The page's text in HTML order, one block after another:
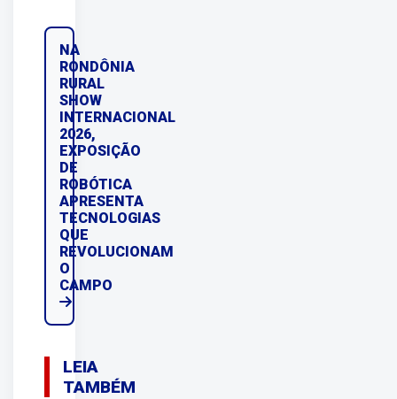
NA
RONDÔNIA
RURAL
SHOW
INTERNACIONAL
2026,
EXPOSIÇÃO
DE
ROBÓTICA
APRESENTA
TECNOLOGIAS
QUE
REVOLUCIONAM
O
CAMPO
LEIA
TAMBÉM